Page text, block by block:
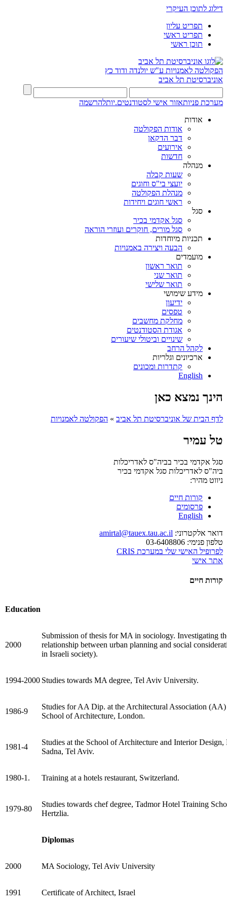
דילוג לתוכן העיקרי
תפריט עליון
תפריט ראשי
תוכן ראשי
הפקולטה לאמנויות ע"ש יולנדה ודוד כץ
אוניברסיטת תל אביב
מערכת פניותאזור אישי לסטודנטים.יותלהרשמה
אודות
אודות הפקולטה
דבר הדקאן
אירועים
חדשות
מנהלה
שעות קבלה
יועצי בי"ס וחוגים
מנהלת הפקולטה
ראשי חוגים ויחידות
סגל
סגל אקדמי בכיר
סגל מורים, חוקרים ועוזרי הוראה
תכניות מיוחדות
הבעה ויצירה באמנויות
מועמדים
תואר ראשון
תואר שני
תואר שלישי
מידע שימושי
ידיעון
טפסים
מחלקת מחשבים
אגודת הסטודנטים
שינויים וביטולי שיעורים
לקהל הרחב
ארכיונים וגלריות
קתדרות ומכונים
English
הינך נמצא כאן
לדף הבית של אוניברסיטת תל אביב » הפקולטה לאמנויות
טל עמיר
סגל אקדמי בכיר בביה"ס לאדריכלות
ביה"ס לאדריכלות סגל אקדמי בכיר
ניווט מהיר:
קורות חיים
פרסומים
English
דואר אלקטרוני: amirtal@tauex.tau.ac.il
טלפון פנימי:
לפרופיל האישי שלי במערכת CRIS
אתר אישי
קורות חיים
Education
2000
Submission of thesis for MA in sociology. Investigating
relationship between urban planning and social
in Israeli society).
1994-2000 Studies towards MA degree, Tel Aviv University.
1986-9
Studies for AA Dip. at the Architectural Association (AA)
School of Architecture, London.
1981-4
Studies at the School of Architecture and Interior Design,
Sadna, Tel Aviv.
1980-1. Training at a hotels restaurant, Switzerland.
1979-80
Studies towards chef degree, Tadmor Hotel Training
Hertzlia.
Diplomas
2000 MA Sociology, Tel Aviv University
1991 Certificate of Architect, Israel